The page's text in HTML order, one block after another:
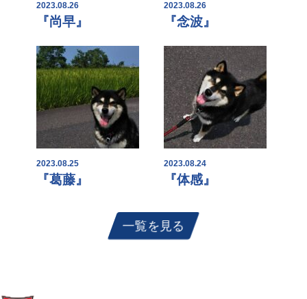
2023.08.26
『尚早』
2023.08.26
『念波』
2023.08.25
『葛藤』
2023.08.24
『体感』
一覧を見る